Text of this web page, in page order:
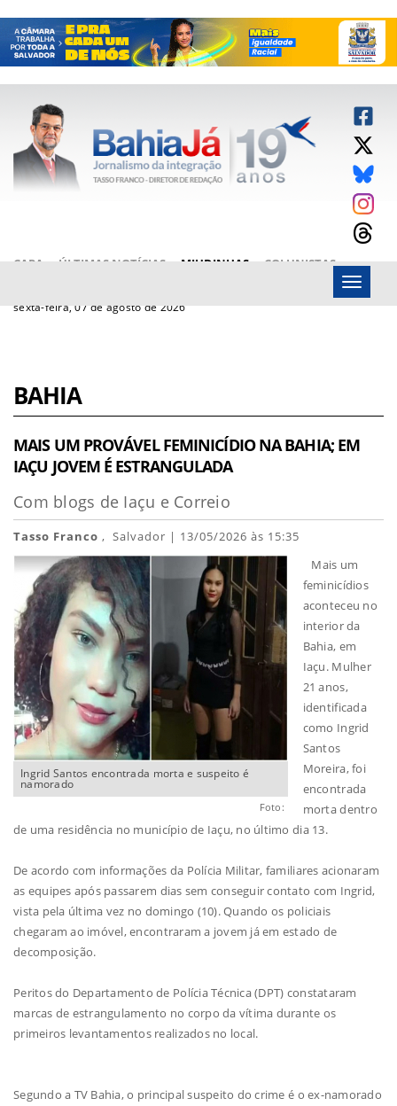
CAPA ÚLTIMAS NOTÍCIAS MIUDINHAS
COLUNISTAS
sexta-feira, 07 de agosto de 2026
Menu
BAHIA
MAIS UM PROVÁVEL FEMINICÍDIO NA BAHIA; EM
IAÇU JOVEM É ESTRANGULADA
Com blogs de Iaçu e Correio
Tasso Franco , Salvador | 13/05/2026 às 15:35
Ingrid Santos encontrada morta e suspeito é
namorado
Foto:
Mais um
feminicídios
aconteceu no
interior da
Bahia, em
Iaçu. Mulher
21 anos,
identificada
como Ingrid
Santos
Moreira, foi
encontrada
morta dentro
de uma residência no município de Iaçu, no último dia 13.
De acordo com informações da Polícia Militar, familiares acionaram
as equipes após passarem dias sem conseguir contato com Ingrid,
vista pela última vez no domingo (10). Quando os policiais
chegaram ao imóvel, encontraram a jovem já em estado de
decomposição.
Peritos do Departamento de Polícia Técnica (DPT) constataram
marcas de estrangulamento no corpo da vítima durante os
primeiros levantamentos realizados no local.
Segundo a TV Bahia, o principal suspeito do crime é o ex-namorado